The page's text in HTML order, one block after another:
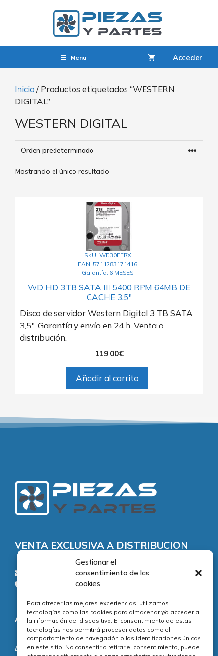
Gestionar el
consentimiento de las
cookies
Para ofrecer las mejores experiencias, utilizamos
tecnologías como las cookies para almacenar y/o acceder a
la información del dispositivo. El consentimiento de estas
tecnologías nos permitirá procesar datos como el
comportamiento de navegación o las identificaciones únicas
en este sitio. No consentir o retirar el consentimiento, puede
Menu Acceder
Inicio / Productos etiquetados “WESTERN
DIGITAL”
WESTERN DIGITAL
Mostrando el único resultado
SKU: WD30EFRX
EAN: 5711783171416
Garantía: 6 MESES
WD HD 3TB SATA III 5400 RPM 64MB DE
CACHE 3.5″
Disco de servidor Western Digital 3 TB SATA
3,5″. Garantía y envío en 24 h. Venta a
distribución.
119,00€
Añadir al carrito
VENTA EXCLUSIVA A DISTRIBUCION
consultas@piezasypartes.es
Tel.: 91 811 73 02
Adecuación normativa
Aviso legal